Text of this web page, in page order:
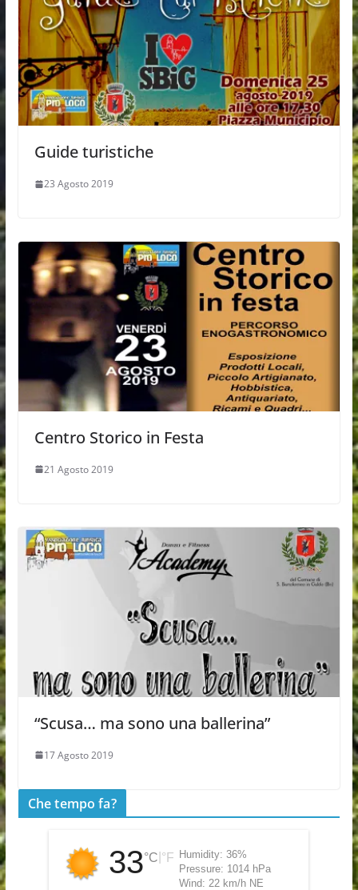
Guide turistiche
23 Agosto 2019
Centro Storico in Festa
21 Agosto 2019
“Scusa… ma sono una ballerina”
17 Agosto 2019
Che tempo fa?
33°C °F Humidity: 36%
Pressure: 1014 hPa
Wind: 22 km/h NE